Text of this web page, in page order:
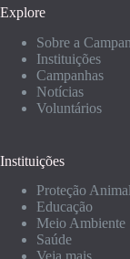
Explore
Sobre a
Instituições
Campanhas
Notícias
Voluntários
Instituições
Proteção Animal
Educação
Meio Ambiente
Saúde